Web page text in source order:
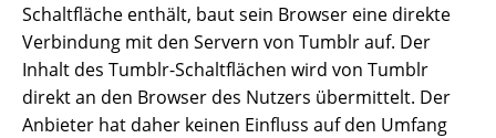
Schaltfläche enthält, baut sein Browser eine direkte
Verbindung mit den Servern von Tumblr auf. Der
Inhalt des Tumblr-Schaltflächen wird von Tumblr
direkt an den Browser des Nutzers übermittelt. Der
Anbieter hat daher keinen Einfluss auf den Umfang